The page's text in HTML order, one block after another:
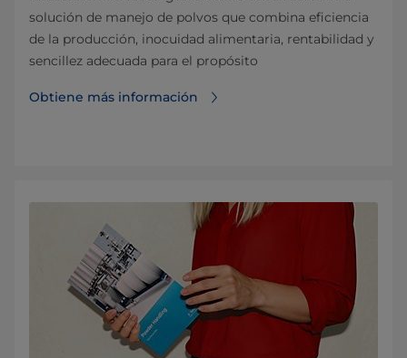
solución de manejo de polvos que combina eficiencia
de la producción, inocuidad alimentaria, rentabilidad y
sencillez adecuada para el propósito
Obtiene más información